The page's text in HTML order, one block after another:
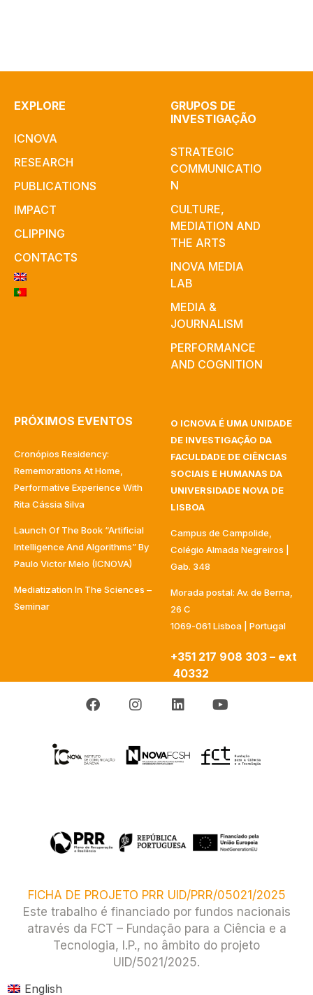
EXPLORE
ICNOVA
RESEARCH
PUBLICATIONS
IMPACT
CLIPPING
CONTACTS
GRUPOS DE
INVESTIGAÇÃO
STRATEGIC
COMMUNICATIO
N
CULTURE,
MEDIATION AND
THE ARTS
INOVA MEDIA
LAB
MEDIA &
JOURNALISM
PERFORMANCE
AND COGNITION
PRÓXIMOS EVENTOS
Cronópios Residency:
Rememorations At Home,
Performative Experience With
Rita Cássia Silva
Launch Of The Book “Artificial
Intelligence And Algorithms” By
Paulo Victor Melo (ICNOVA)
Mediatization In The Sciences –
Seminar
O ICNOVA É UMA UNIDADE
DE INVESTIGAÇÃO DA
FACULDADE DE CIÊNCIAS
SOCIAIS E HUMANAS DA
UNIVERSIDADE NOVA DE
LISBOA
Campus de Campolide,
Colégio Almada Negreiros |
Gab. 348
Morada postal: Av. de Berna,
26 C
1069-061 Lisboa | Portugal
+351 217 908 303 – ext
40332
FICHA DE PROJETO PRR UID/PRR/05021/2025
Este trabalho é financiado por fundos nacionais
através da FCT – Fundação para a Ciência e a
Tecnologia, I.P., no âmbito do projeto
UID/5021/2025.​
English